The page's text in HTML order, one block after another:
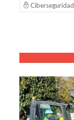
Ciberseguridad